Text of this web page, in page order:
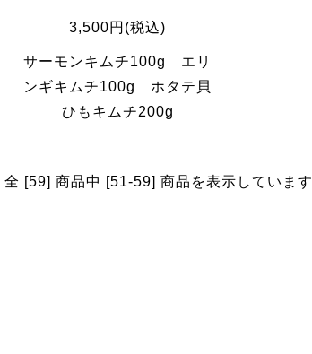
3,500円(税込)
サーモンキムチ100g エリ
ンギキムチ100g ホタテ貝
ひもキムチ200g
全 [59] 商品中 [51-59] 商品を表示しています